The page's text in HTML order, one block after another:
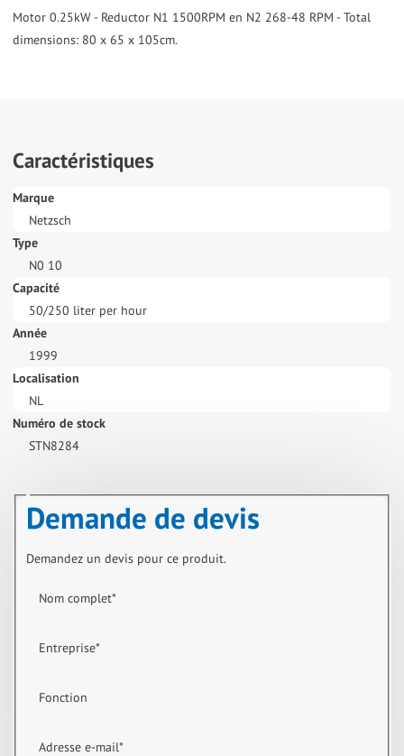
and
Motor 0.25kW - Reductor N1 1500RPM en N2 268-48 RPM - Total
Caractéristiques
Marque
Netzsch
Type
N0 10
Capacité
50/250 liter per hour
Année
1999
Localisation
NL
Numéro de stock
STN8284
Demande de devis
Demandez un devis pour ce produit.
Nom complet*
Entreprise*
Fonction
Adresse e-mail*